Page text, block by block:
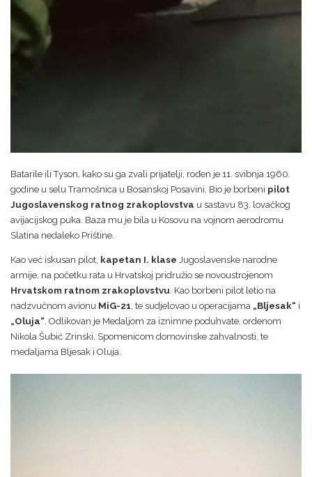
Batarile ili Tyson, kako su ga zvali prijatelji, rođen je 11. svibnja 1960.
godine u selu Tramošnica u Bosanskoj Posavini. Bio je borbeni pilot
Jugoslavenskog ratnog zrakoplovstva u sastavu 83. lovačkog
avijacijskog puka. Baza mu je bila u Kosovu na vojnom aerodromu
Slatina nedaleko Prištine.
Kao već iskusan pilot, kapetan I. klase Jugoslavenske narodne
armije, na početku rata u Hrvatskoj pridružio se novoustrojenom
Hrvatskom ratnom zrakoplovstvu. Kao borbeni pilot letio na
nadzvučnom avionu MiG-21, te sudjelovao u operacijama „Bljesak“ i
„Oluja“. Odlikovan je Medaljom za iznimne poduhvate, ordenom
Nikola Šubić Zrinski, Spomenicom domovinske zahvalnosti, te
medaljama Bljesak i Oluja.